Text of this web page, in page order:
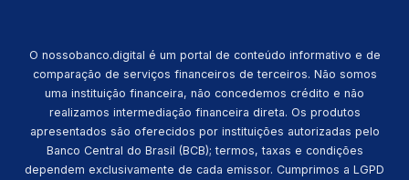
O nossobanco.digital é um portal de conteúdo informativo e de
comparação de serviços financeiros de terceiros. Não somos
uma instituição financeira, não concedemos crédito e não
realizamos intermediação financeira direta. Os produtos
apresentados são oferecidos por instituições autorizadas pelo
Banco Central do Brasil (BCB); termos, taxas e condições
dependem exclusivamente de cada emissor. Cumprimos a LGPD